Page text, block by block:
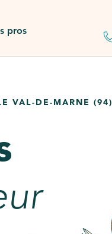
pros
VAL-DE-MARNE (94)